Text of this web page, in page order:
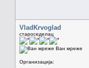
VladKrvoglad
староседелац
Ван мреже
Организација: